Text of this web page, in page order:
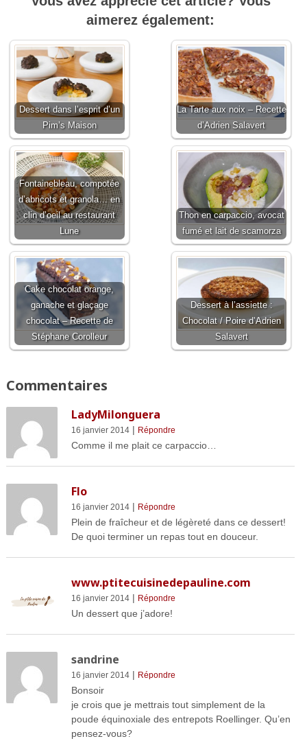
aimerez également:
Dessert dans l’esprit d’un
Pim’s Maison
La Tarte aux noix – Recette
d’Adrien Salavert
Fontainebleau, compotée
d’abricots et granola… en
clin d’oeil au restaurant
Lune
Thon en carpaccio, avocat
fumé et lait de scamorza
Cake chocolat orange,
ganache et glaçage
chocolat – Recette de
Stéphane Corolleur
Dessert à l’assiette :
Chocolat / Poire d’Adrien
Salavert
Commentaires
LadyMilonguera
16 janvier 2014| Répondre
Comme il me plait ce carpaccio…
Flo
16 janvier 2014| Répondre
Plein de fraîcheur et de légèreté dans ce dessert!
De quoi terminer un repas tout en douceur.
www.ptitecuisinedepauline.com
16 janvier 2014| Répondre
Un dessert que j’adore!
sandrine
16 janvier 2014| Répondre
Bonsoir
je crois que je mettrais tout simplement de la
poude équinoxiale des entrepots Roellinger. Qu’en
pensez-vous?